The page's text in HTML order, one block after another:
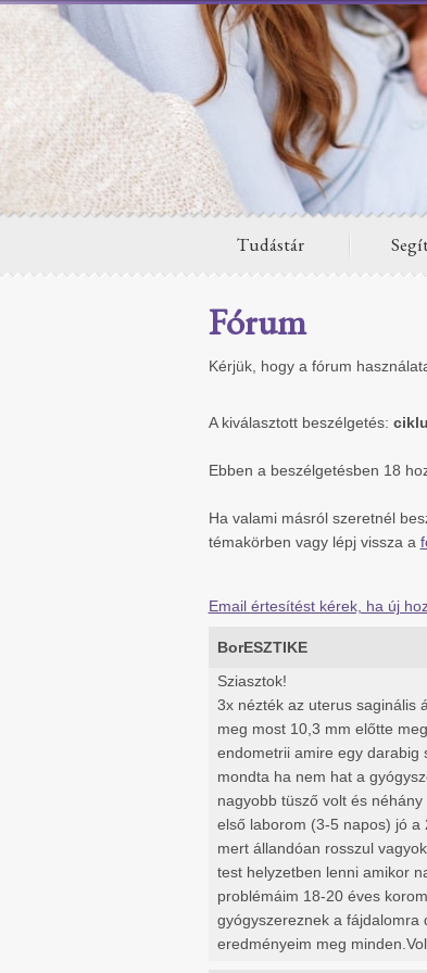
Tudástár
Fórum
Kérjük, hogy a fórum
A kiválasztott beszélgetés:
Ebben a beszélgetésben 18
Ha valami másról szeretnél
témakörben vagy lépj vissza a
Email értesítést kérek, ha új
BorESZTIKE
Sziasztok!
3x nézték az uterus saginális
meg most 10,3 mm előtte
endometrii amire egy darabig
mondta ha nem hat a
nagyobb tüsző volt és
első laborom (3-5 napos) jó a
mert állandóan rosszul
test helyzetben lenni amikor
problémáim 18-20 éves
gyógyszereznek a fájdalomra
eredményeim meg